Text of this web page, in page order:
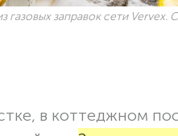
газовых заправок сети Vervex.
в коттеджном